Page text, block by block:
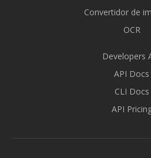
Convertidor de
OCR
Developers
API Docs
CLI Docs
API